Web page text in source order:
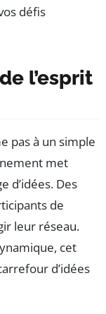
défis
l’esprit
pas à un simple
met
d’idées. Des
de
leur réseau.
cet
d’idées